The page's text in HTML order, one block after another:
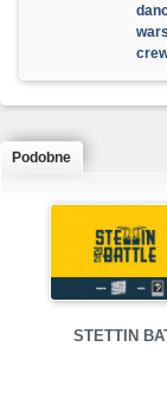
Podobne
STETTIN